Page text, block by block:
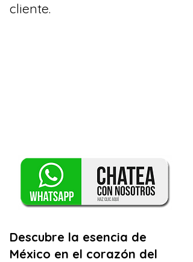
cliente.
Descubre la esencia de
México en el corazón del